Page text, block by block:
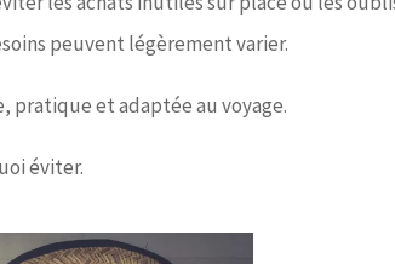
peuvent légèrement varier.
pratique et adaptée au voyage.
éviter.